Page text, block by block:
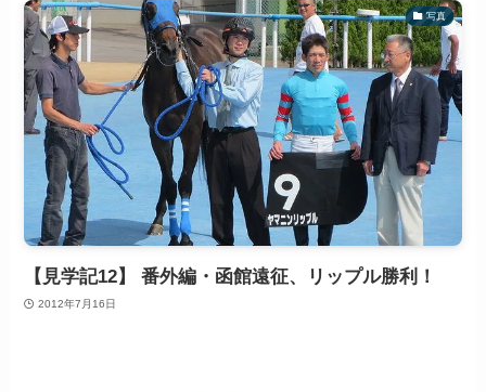
写真
【見学記12】 番外編・函館遠征、リップル勝利！
2012年7月16日